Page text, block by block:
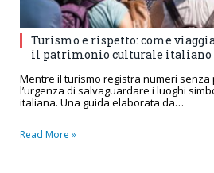
Turismo e rispetto: come
il patrimonio culturale italiano
Mentre il turismo registra numeri senza
l’urgenza di salvaguardare i luoghi
italiana. Una guida elaborata da…
Read More »